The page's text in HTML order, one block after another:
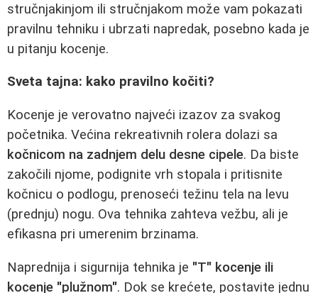
stručnjakinjom ili stručnjakom može vam pokazati
pravilnu tehniku i ubrzati napredak, posebno kada je
u pitanju kocenje.
Sveta tajna: kako pravilno kočiti?
Kocenje je verovatno najveći izazov za svakog
početnika. Većina rekreativnih rolera dolazi sa
kočnicom na zadnjem delu desne cipele. Da biste
zakočili njome, podignite vrh stopala i pritisnite
kočnicu o podlogu, prenoseći težinu tela na levu
(prednju) nogu. Ova tehnika zahteva vežbu, ali je
efikasna pri umerenim brzinama.
Naprednija i sigurnija tehnika je "T" kocenje ili
kocenje "plužnom". Dok se krećete, postavite jednu